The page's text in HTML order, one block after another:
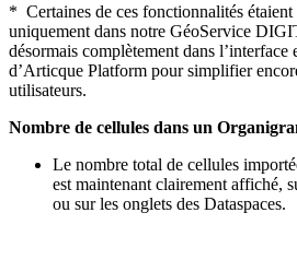
* Certaines de ces fonctionnalités
uniquement dans notre GéoService
désormais complètement dans l’interface
d’Articque Platform pour simplifier
utilisateurs.
Nombre de cellules dans un
Le nombre total de cellules
est maintenant clairement affiché,
ou sur les onglets des Dataspaces.